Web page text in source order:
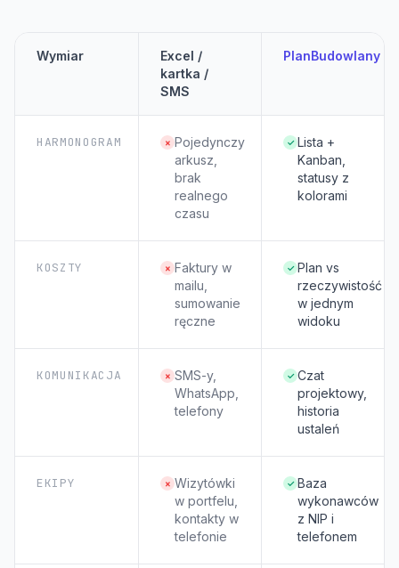
Wymiar
Excel /
kartka /
SMS
PlanBudowlany
HARMONOGRAM × Pojedynczy
arkusz,
brak
realnego
czasu
✓ Lista +
Kanban,
statusy z
kolorami
KOSZTY × Faktury w
mailu,
sumowanie
ręczne
✓ Plan vs
rzeczywistość
w jednym
widoku
KOMUNIKACJA × SMS-y,
WhatsApp,
telefony
✓ Czat
projektowy,
historia
ustaleń
EKIPY × Wizytówki
w portfelu,
kontakty w
telefonie
✓ Baza
wykonawców
z NIP i
telefonem